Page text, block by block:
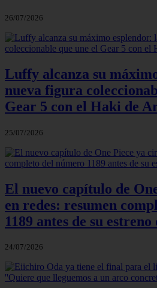
26/07/2026
Luffy alcanza su
nueva figura
Gear 5 con el Haki de
25/07/2026
El nuevo capítulo de
en redes: resumen
1189 antes de su
24/07/2026